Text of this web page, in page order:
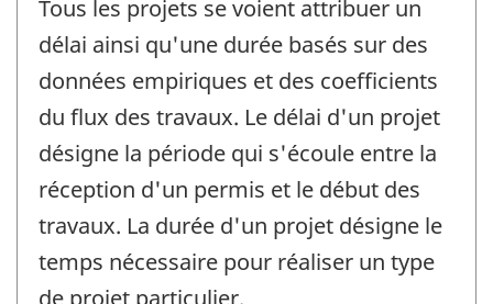
Tous les projets se voient attribuer un
délai ainsi qu'une durée basés sur des
données empiriques et des coefficients
du flux des travaux. Le délai d'un projet
désigne la période qui s'écoule entre la
réception d'un permis et le début des
travaux. La durée d'un projet désigne le
temps nécessaire pour réaliser un type
de projet particulier.